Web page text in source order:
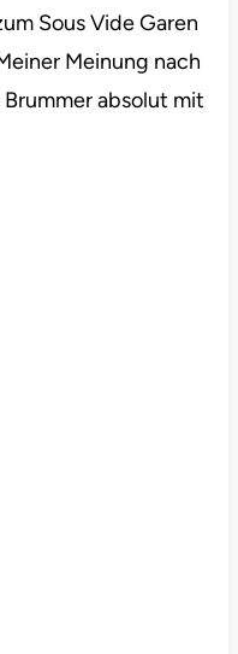
Sous Vide Garen
Meinung nach
absolut mit